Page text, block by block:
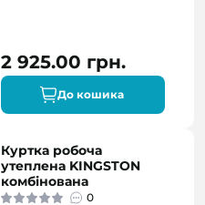
2 925.00 грн.
До кошика
Куртка робоча
утеплена KINGSTON
комбінована
0